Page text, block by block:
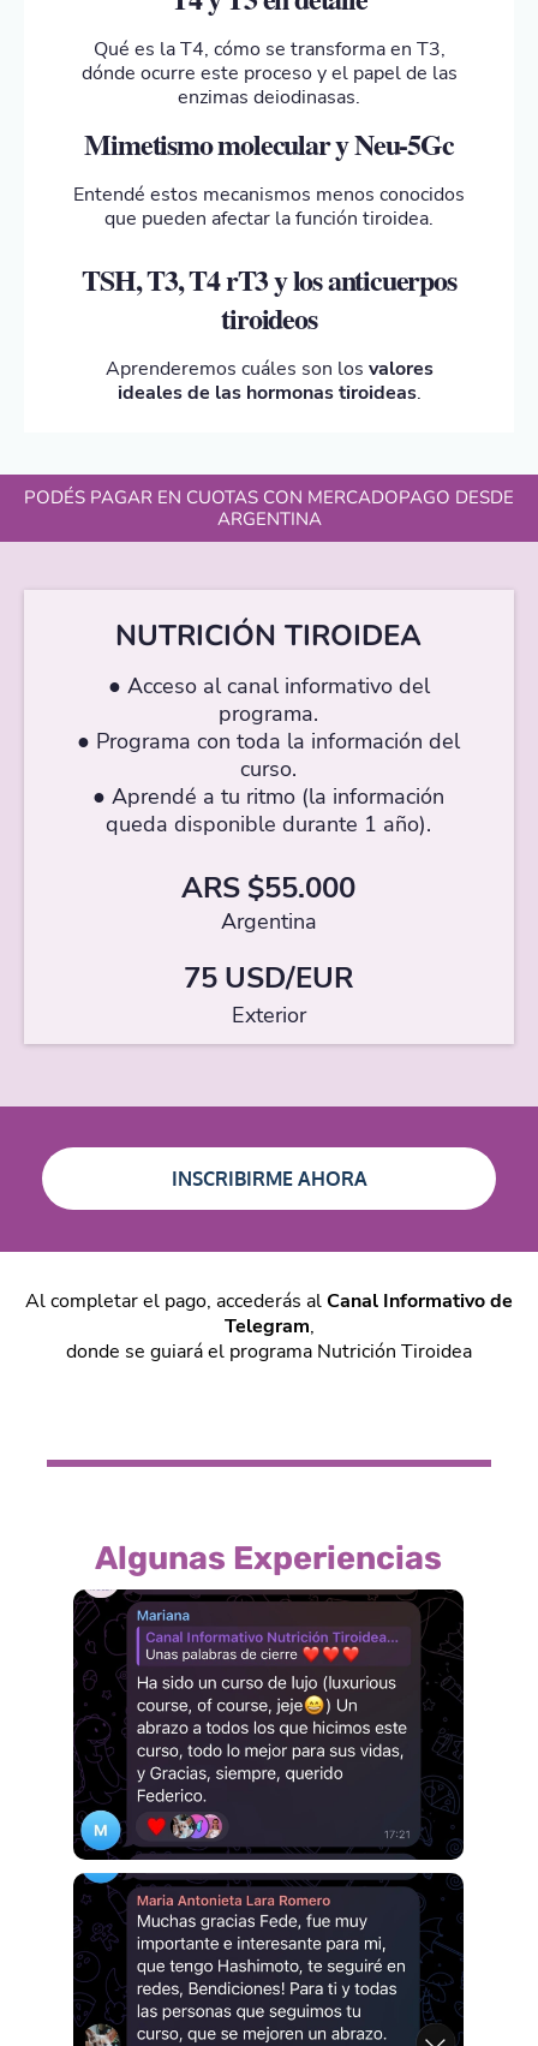
Qué es la T4, cómo se transforma en T3,
dónde ocurre este proceso y el papel de las
enzimas deiodinasas.
Mimetismo molecular y Neu-5Gc
Entendé estos mecanismos menos conocidos
que pueden afectar la función tiroidea.
TSH, T3, T4 rT3 y los anticuerpos
tiroideos
Aprenderemos cuáles son los valores
ideales de las hormonas tiroideas.
PODÉS PAGAR EN CUOTAS CON MERCADOPAGO DESDE
ARGENTINA
NUTRICIÓN TIROIDEA
● Acceso al canal informativo del
programa.
● Programa con toda la información del
curso.
● Aprendé a tu ritmo (la información
queda disponible durante 1 año).
ARS $55.000
Argentina
75 USD/EUR
Exterior
INSCRIBIRME AHORA
Al completar el pago, accederás alCanal Informativo de
Telegram,
donde se guiará el programa Nutrición Tiroidea
Algunas Experiencias